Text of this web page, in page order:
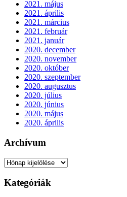
2021. május
2021. április
2021. március
2021. február
2021. január
2020. december
2020. november
2020. október
2020. szeptember
2020. augusztus
2020. július
2020. június
2020. május
2020. április
Archívum
Archívum
Kategóriák